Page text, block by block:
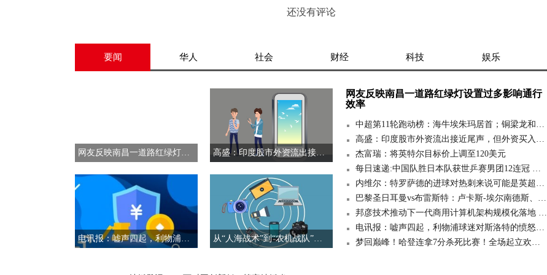
还没有评论
要闻 华人 社会 财经 科技 娱乐
网友反映南昌一道路红绿灯设置过多影响通行效率 高盛：印度股市外资流出接近尾声，但外资买入仍将受限|焦点短讯
电讯报：嘘声四起，利物浦球迷对斯洛特的愤怒已超霍奇森时期 热讯 从“人海战术”到“农机战队”！兴安农垦的农业现代化有多酷|今日观点
网友反映南昌一道路红绿灯设置过多影响通行
效率
中超第11轮跑动榜：海牛埃朱玛居首；铜梁龙和英博各2人上榜
高盛：印度股市外资流出接近尾声，但外资买入仍将受限|焦点短讯
杰富瑞：将英特尔目标价上调至120美元
每日速递:中国队胜日本队获世乒赛男团12连冠 梁靖崑再演翻盘奇迹
内维尔：特罗萨德的进球对热刺来说可能是英超时代最重要进球
巴黎圣日耳曼vs布雷斯特：卢卡斯-埃尔南德斯、李刚仁首发，迪纳-埃宾贝、阿若克出战-快消息
邦彦技术推动下一代商用计算机架构规模化落地 时快讯
电讯报：嘘声四起，利物浦球迷对斯洛特的愤怒已超霍奇森时期 热讯
梦回巅峰！哈登连拿7分杀死比赛！全场起立欢呼，骑士保留悬念